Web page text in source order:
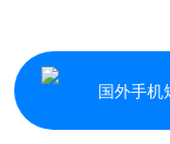
国外手机